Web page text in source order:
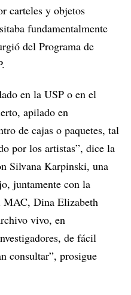
carteles y objetos
fundamentalmente
del Programa de
en la USP o en el
apilado en
de cajas o paquetes, tal
por los artistas”, dice la
Silvana Karpinski, una
juntamente con la
MAC, Dina Elizabeth
vivo, en
de fácil
consultar”, prosigue